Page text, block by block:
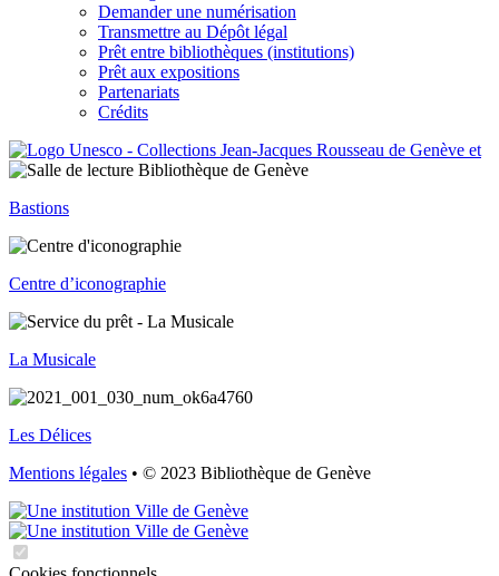
Demander une numérisation
Transmettre au Dépôt légal
Prêt entre bibliothèques (institutions)
Prêt aux expositions
Partenariats
Crédits
Bastions
Centre d’iconographie
La Musicale
Les Délices
Mentions légales • © 2023 Bibliothèque de Genève